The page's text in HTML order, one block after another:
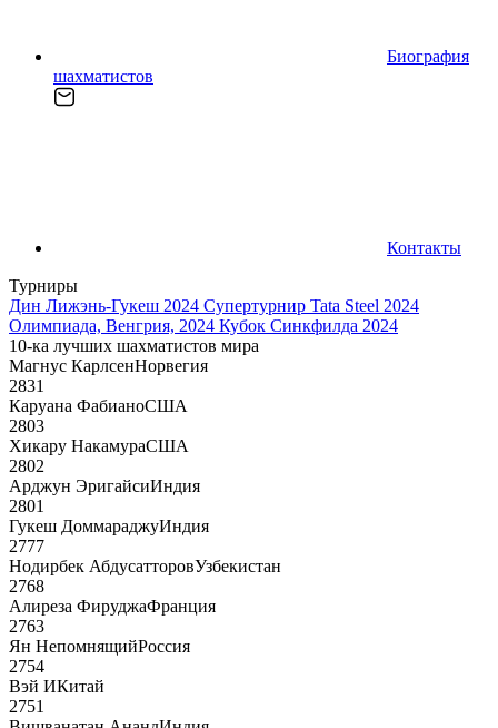
Биография
шахматистов
Контакты
Турниры
Дин Лижэнь-Гукеш 2024 Супертурнир Tata Steel 2024
Олимпиада, Венгрия, 2024 Кубок Синкфилда 2024
10-ка лучших шахматистов мира
Магнус КарлсенНорвегия
2831
Каруана ФабианоСША
2803
Хикару НакамураСША
2802
Арджун ЭригайсиИндия
2801
Гукеш ДоммараджуИндия
2777
Нодирбек АбдусатторовУзбекистан
2768
Алиреза ФируджаФранция
2763
Ян НепомнящийРоссия
2754
Вэй ИКитай
2751